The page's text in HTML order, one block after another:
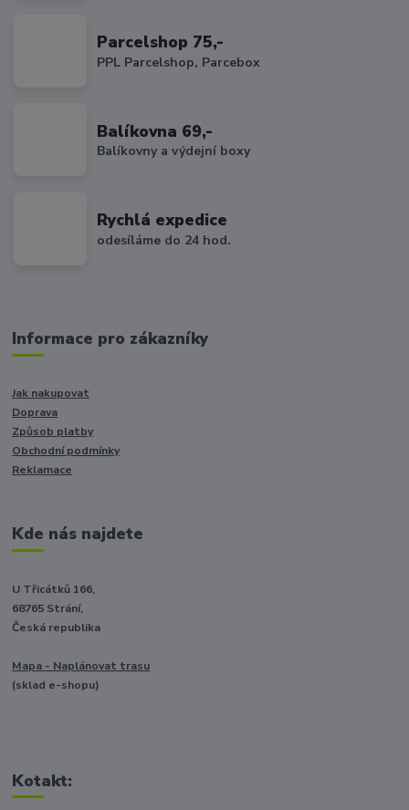
Parcelshop 75,-
PPL Parcelshop, Parcebox
Balíkovna 69,-
Balíkovny a výdejní boxy
Rychlá expedice
odesíláme do 24 hod.
Informace pro zákazníky
Jak nakupovat
Doprava
Způsob platby
Obchodní podmínky
Reklamace
Kde nás najdete
U Třicátků 166,
68765 Strání,
Česká republika
Mapa - Naplánovat trasu
(sklad e-shopu)
Kotakt: